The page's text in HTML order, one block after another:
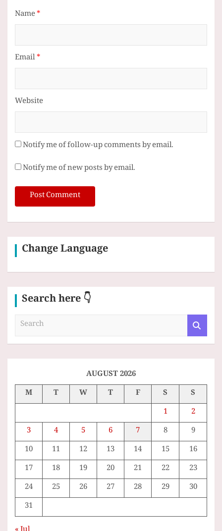
Name*
Email*
Website
Notify me of follow-up comments by email.
Notify me of new posts by email.
Change Language
Search here 👇
a
AUGUST 2026
M
T W T F S
S
1
2
3
4 5 6 7 8
9
10
11 12 13 14 15
16
17
18 19 20 21 22
23
24
25 26 27 28 29
30
31